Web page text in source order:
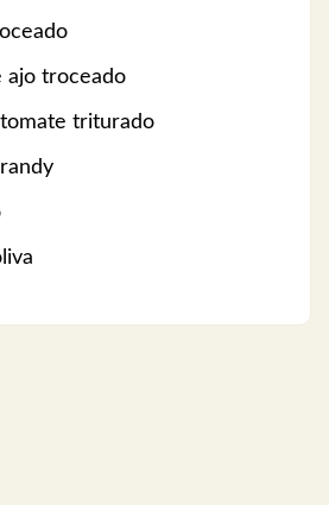
ajo troceado
triturado